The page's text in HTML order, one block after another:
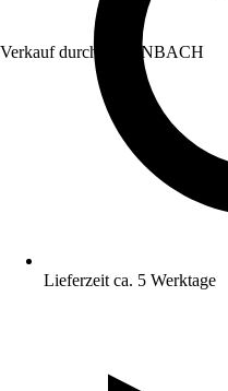
Verkauf durch: HORNBACH
Lieferzeit ca. 5 Werktage